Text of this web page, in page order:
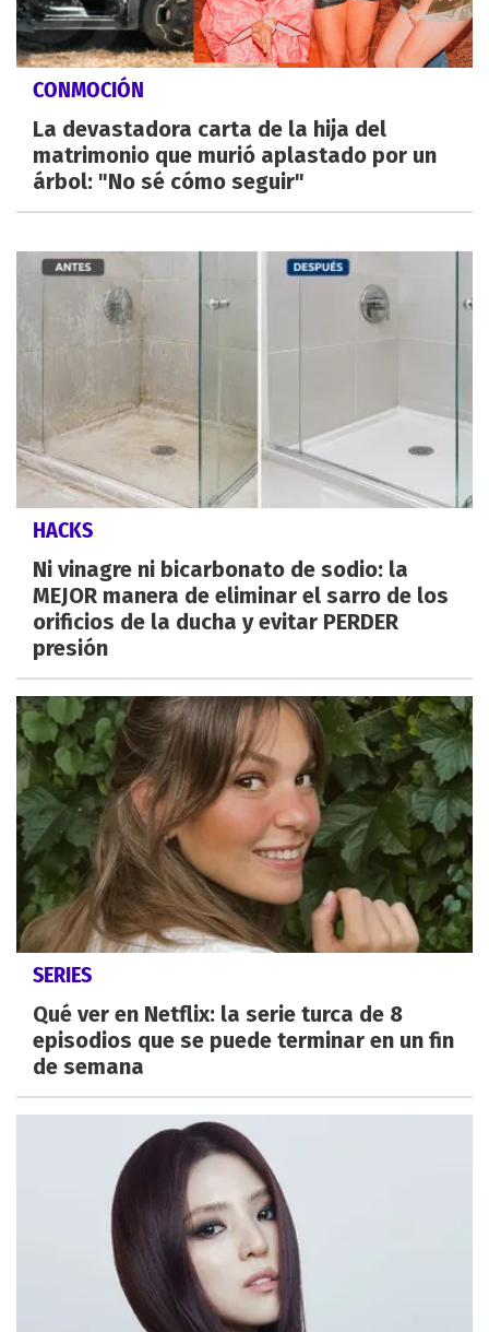
CONMOCIÓN
La devastadora carta de la hija del
matrimonio que murió aplastado por un
árbol: "No sé cómo seguir"
HACKS
Ni vinagre ni bicarbonato de sodio: la
MEJOR manera de eliminar el sarro de los
orificios de la ducha y evitar PERDER
presión
SERIES
Qué ver en Netflix: la serie turca de 8
episodios que se puede terminar en un fin
de semana